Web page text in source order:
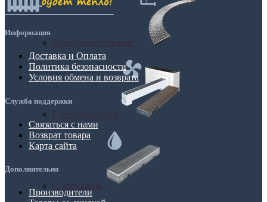
Информация
Доставка и Оплата
Политика безопасности
Условия обмена и возврата
Служба поддержки
Связаться с нами
Возврат товара
Карта сайта
Дополнительно
Производители